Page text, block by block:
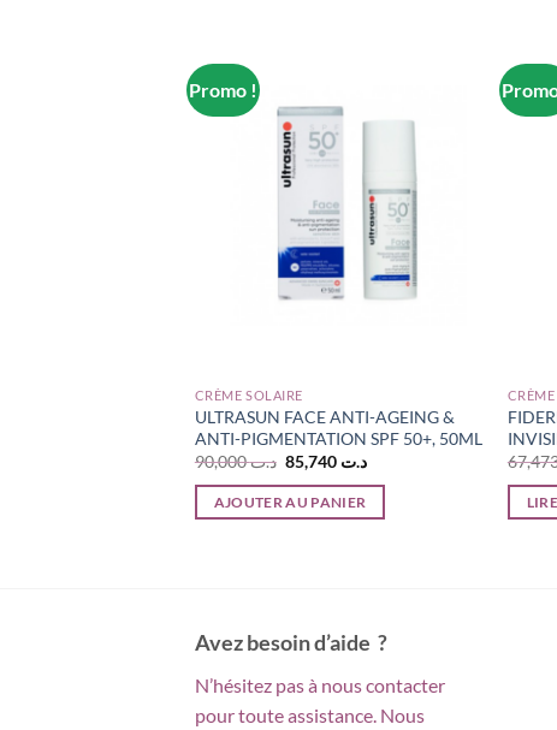
Promo !
CRÈME SOLAIRE
ULTRASUN FACE ANTI-AGEING &
ANTI-PIGMENTATION SPF 50+, 50ML
د.ت90,000
Le
prix
initial
était :
د.تLe
actuel
AJOUTER AU PANIER
Avez besoin d’aide ?
N’hésitez pas à nous contacter
pour toute assistance. Nous